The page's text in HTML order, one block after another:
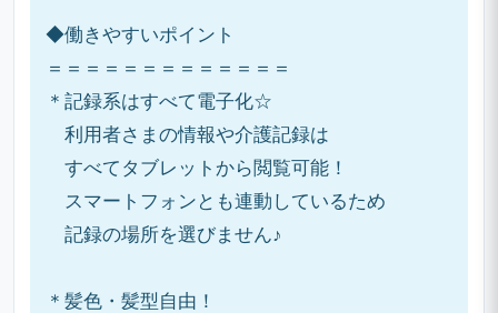
◆働きやすいポイント
＝＝＝＝＝＝＝＝＝＝＝＝＝
＊記録系はすべて電子化☆
利用者さまの情報や介護記録は
すべてタブレットから閲覧可能！
スマートフォンとも連動しているため
記録の場所を選びません♪
＊髪色・髪型自由！